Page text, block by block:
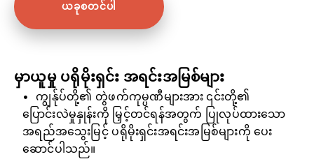
ယခုစတင်ပါ
မှာယူမှု ပရိုမိုးရှင်း အရင်းအမြစ်များ
ကျွန်ုပ်တို့၏ တွဲဖက်ကုမ္ပဏီများအား ၎င်းတို့၏
ပြောင်းလဲမှုနှုန်းကို မြှင့်တင်ရန်အတွက် ပြုလုပ်ထားသော
အရည်အသွေးမြင့် ပရိုမိုးရှင်းအရင်းအမြစ်များကို ပေး
ဆောင်ပါသည်။